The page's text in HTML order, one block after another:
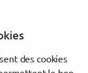
des cookies